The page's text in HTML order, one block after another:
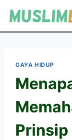
GAYA HIDUP
Prinsip